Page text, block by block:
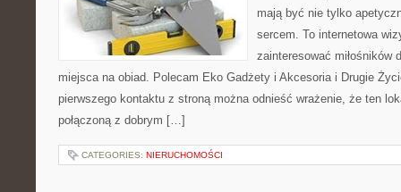
mają być nie tylko
sercem. To internetowa
zainteresować miłośników
miejsca na obiad. Polecam Eko Gadżety i Akcesoria i Drugie
pierwszego kontaktu z stroną można odnieść wrażenie, że ten
połączoną z dobrym […]
CATEGORIES: NIERUCHOMOŚCI